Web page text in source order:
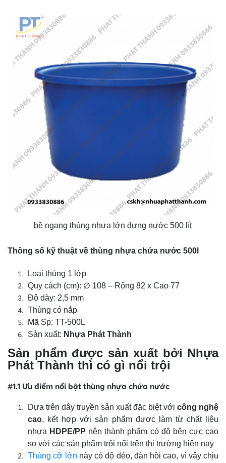
bề ngang thùng nhựa lớn đựng nước 500 lít
Thông số kỹ thuật về thùng nhựa chứa nước 500l
Loại thùng 1 lớp
Quy cách (cm): ∅ 108 – Rộng 82 x Cao 77
Độ dày: 2,5 mm
Thùng có nắp
Mã Sp: TT-500L
Sản xuất: Nhựa Phát Thành
Sản phẩm được sản xuất bởi Nhựa
Phát Thành thì có gì nổi trội
#1.1 Ưu điểm nổi bật thùng nhựa chứa nước
Dựa trên dây truyền sản xuất đặc biệt với công nghệ
cao, kết hợp với sản phẩm được làm từ chất liệu
nhựa HDPE/PP nên thành phẩm có độ bên cực cao
so với các sản phẩm trôi nổi trên thị trường hiện nay
Thùng cỡ lớn này có độ dẻo, đàn hồi cao, vì vậy chịu